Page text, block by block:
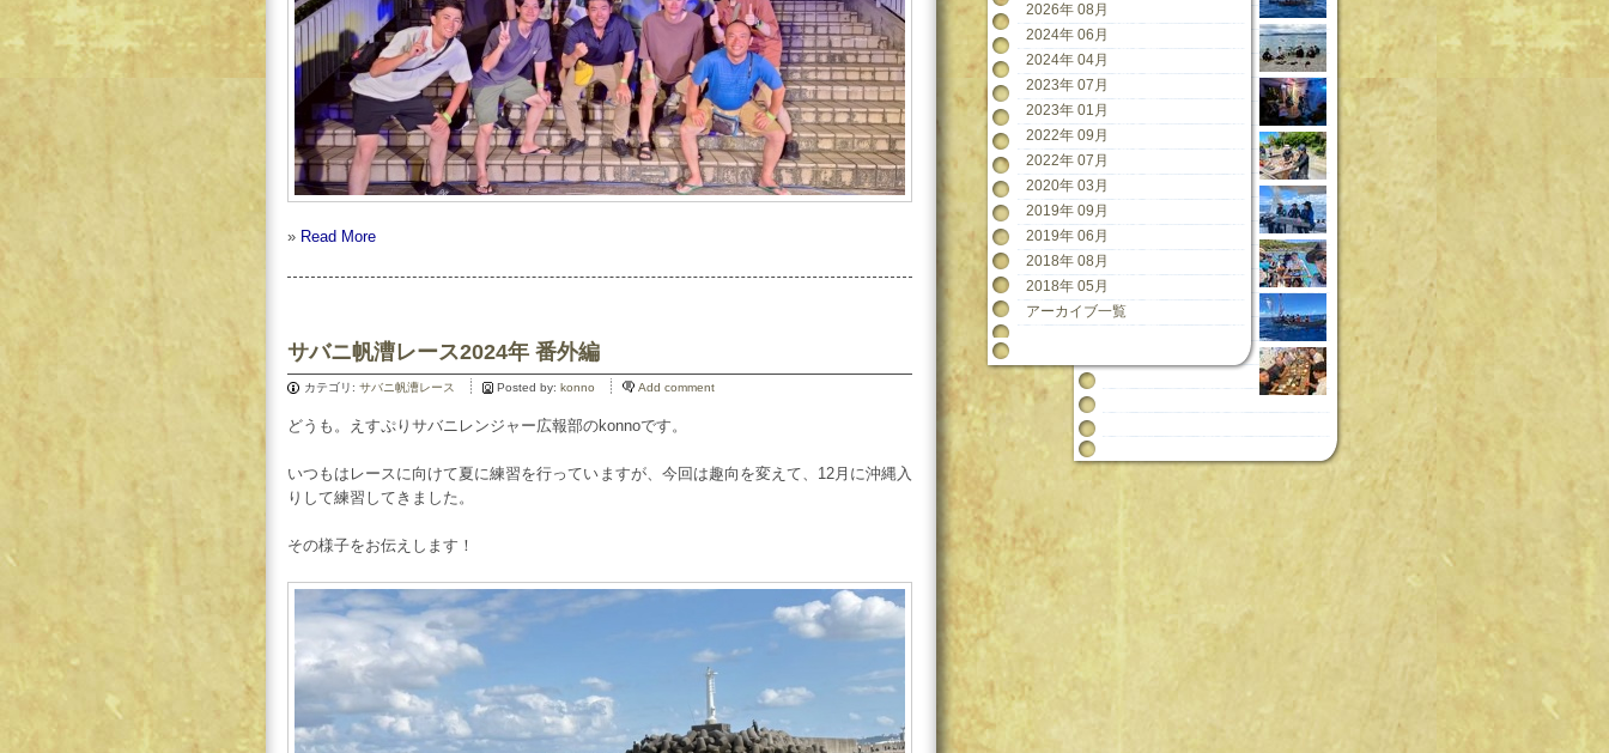
» Read More
サバニ帆漕レース2024年 番外編
カテゴリ: サバニ帆漕レース Posted by: konno Add comment
どうも。えすぷりサバニレンジャー広報部のkonnoです。
いつもはレースに向けて夏に練習を行っていますが、今回は趣向を変えて、12月に沖縄入
りして練習してきました。
その様子をお伝えします！
2026年 08月
2024年 06月
2024年 04月
2023年 07月
2023年 01月
2022年 09月
2022年 07月
2020年 03月
2019年 09月
2019年 06月
2018年 08月
2018年 05月
アーカイブ一覧